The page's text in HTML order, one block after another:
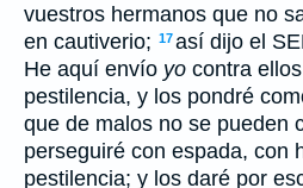
vuestros hermanos que no
en cautiverio; 17así dijo el
He aquí envío yo contra
pestilencia, y los pondré
que de malos no se pueden
perseguiré con espada, con
pestilencia; y los daré por